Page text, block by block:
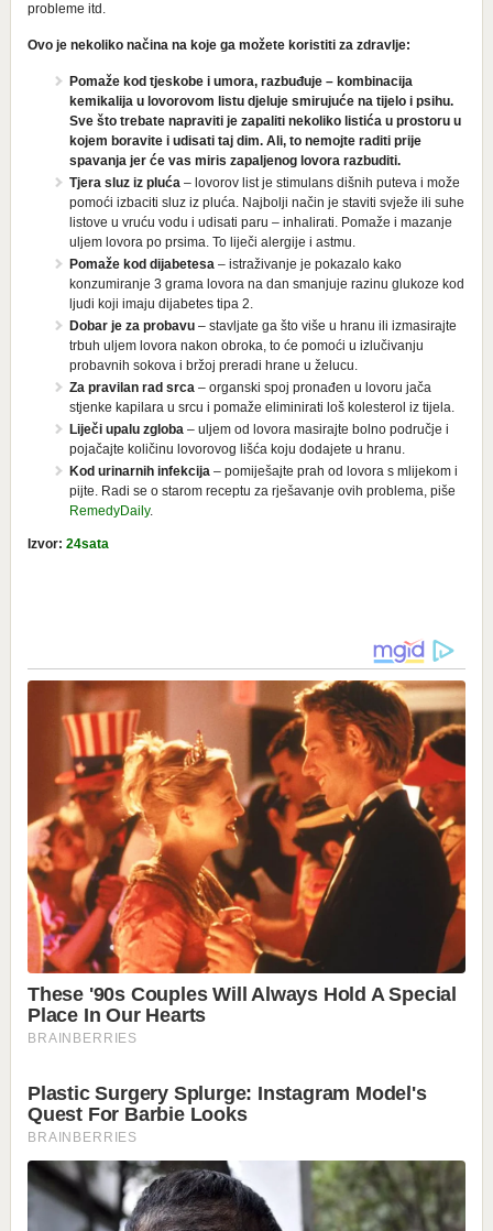
probleme itd.
Ovo je nekoliko načina na koje ga možete koristiti za zdravlje:
Pomaže kod tjeskobe i umora, razbuđuje – kombinacija
kemikalija u lovorovom listu djeluje smirujuće na tijelo i psihu.
Sve što trebate napraviti je zapaliti nekoliko listića u prostoru u
kojem boravite i udisati taj dim. Ali, to nemojte raditi prije
spavanja jer će vas miris zapaljenog lovora razbuditi.
Tjera sluz iz pluća– lovorov list je stimulans dišnih puteva i može
pomoći izbaciti sluz iz pluća. Najbolji način je staviti svježe ili suhe
listove u vruću vodu i udisati paru – inhalirati. Pomaže i mazanje
uljem lovora po prsima. To liječi alergije i astmu.
Pomaže kod dijabetesa– istraživanje je pokazalo kako
konzumiranje 3 grama lovora na dan smanjuje razinu glukoze kod
ljudi koji imaju dijabetes tipa 2.
Dobar je za probavu– stavljate ga što više u hranu ili izmasirajte
trbuh uljem lovora nakon obroka, to će pomoći u izlučivanju
probavnih sokova i bržoj preradi hrane u želucu.
Za pravilan rad srca– organski spoj pronađen u lovoru jača
stjenke kapilara u srcu i pomaže eliminirati loš kolesterol iz tijela.
Liječi upalu zgloba– uljem od lovora masirajte bolno područje i
pojačajte količinu lovorovog lišća koju dodajete u hranu.
Kod urinarnih infekcija– pomiješajte prah od lovora s mlijekom i
pijte. Radi se o starom receptu za rješavanje ovih problema, piše
RemedyDaily.
Izvor: 24sata